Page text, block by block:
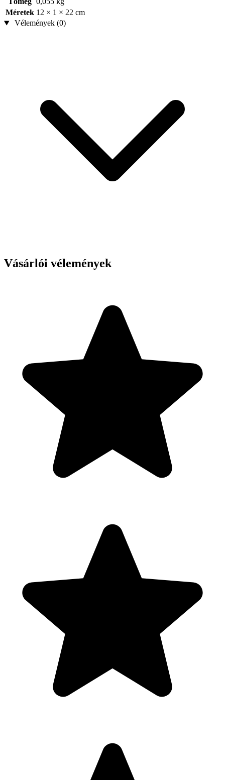
Méretek 12 × 1 × 22 cm
Vélemények (0)
Vásárlói vélemények